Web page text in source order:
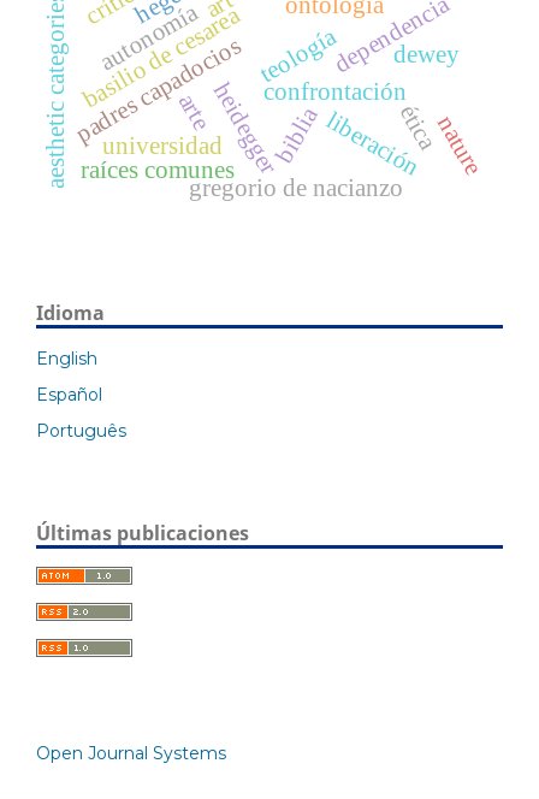
biblia
teología
heideggerconfrontación
padres capadocios
basilio de cesarea
gregorio de nacianzo
dependencia
liberación
ética
universidad
dewey
arte
aesthetic categories raíces comunes nature
autonomía
Idioma
English
Español
Português
Últimas publicaciones
Open Journal Systems